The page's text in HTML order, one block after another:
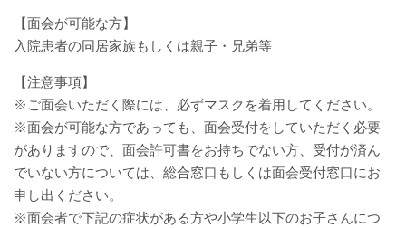
病院機能評価
プライバシーポリシー
職員募集
ソーシャルメディア・ガイドライン
【面会が可能な方】
入院患者の同居家族もしくは親子・兄弟等
【注意事項】
※ご面会いただく際には、必ずマスクを着用してください。
※面会が可能な方であっても、面会受付をしていただく必要
がありますので、面会許可書をお持ちでない方、受付が済ん
でいない方については、総合窓口もしくは面会受付窓口にお
申し出ください。
※面会者で下記の症状がある方や小学生以下のお子さんにつ